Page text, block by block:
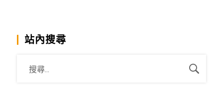
站內搜尋